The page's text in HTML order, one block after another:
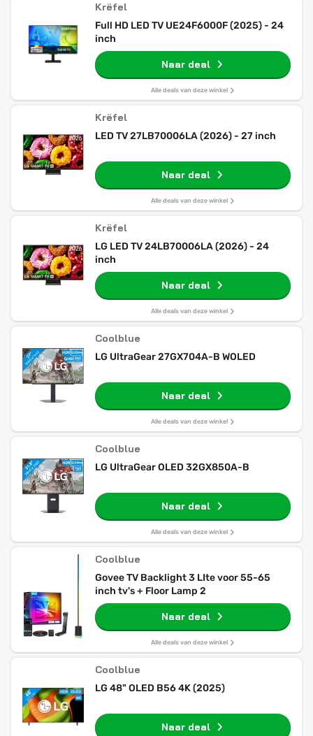
Krëfel
Full HD LED TV UE24F6000F (2025) - 24
inch
Naar deal
Alle deals van deze winkel
Krëfel
LED TV 27LB70006LA (2026) - 27 inch
Naar deal
Alle deals van deze winkel
Krëfel
LG LED TV 24LB70006LA (2026) - 24
inch
Naar deal
Alle deals van deze winkel
Coolblue
LG UltraGear 27GX704A-B WOLED
Naar deal
Alle deals van deze winkel
Coolblue
LG UltraGear OLED 32GX850A-B
Naar deal
Alle deals van deze winkel
Coolblue
Govee TV Backlight 3 LIte voor 55-65
inch tv's + Floor Lamp 2
Naar deal
Alle deals van deze winkel
Coolblue
LG 48" OLED B56 4K (2025)
Naar deal